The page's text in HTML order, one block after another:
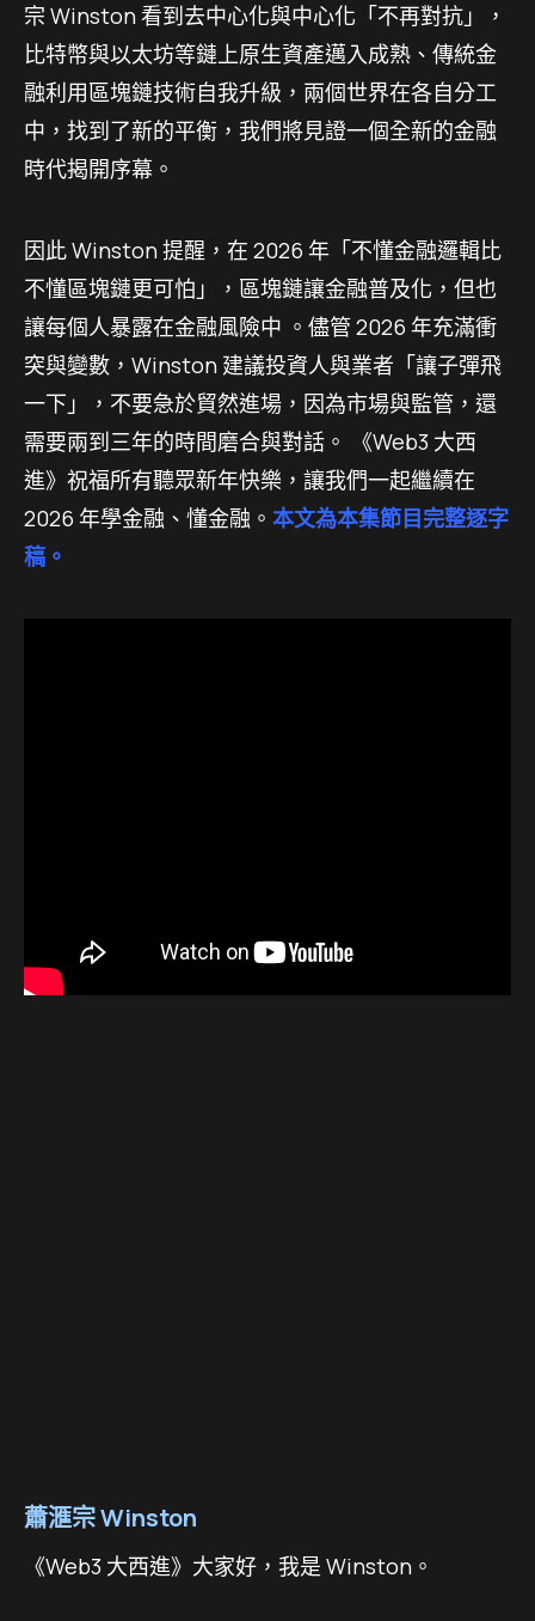
宗 Winston 看到去中心化與中心化「不再對抗」，
比特幣與以太坊等鏈上原生資產邁入成熟、傳統金
融利用區塊鏈技術自我升級，兩個世界在各自分工
中，找到了新的平衡，我們將見證一個全新的金融
時代揭開序幕。
因此 Winston 提醒，在 2026 年「不懂金融邏輯比
不懂區塊鏈更可怕」，區塊鏈讓金融普及化，但也
讓每個人暴露在金融風險中 。儘管 2026 年充滿衝
突與變數，Winston 建議投資人與業者「讓子彈飛
一下」，不要急於貿然進場，因為市場與監管，還
需要兩到三年的時間磨合與對話。 《Web3 大西
進》祝福所有聽眾新年快樂，讓我們一起繼續在
2026 年學金融、懂金融。 本文為本集節目完整逐字
稿。
蕭滙宗 Winston
《Web3 大西進》大家好，我是 Winston。